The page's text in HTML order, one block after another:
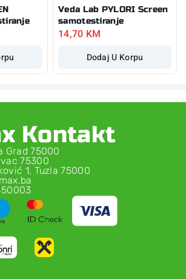
Veda Lab PYLORI Screen
samotestiranje
14,70 KM
Dodaj U Korpu
Kontakt
Grad 75000
75300
1, Tuzla 75000